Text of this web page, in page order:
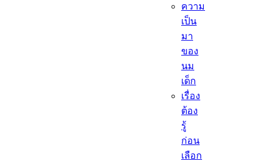
ความ
เป็น
มา
ของ
นม
เด็ก
เรื่อง
ต้อง
รู้
ก่อน
เลือก